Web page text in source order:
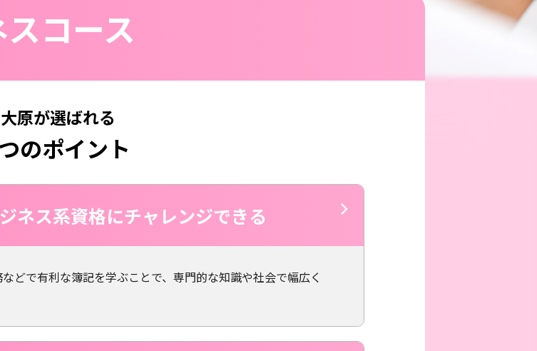
コース
大原が選ばれる
のポイント
ネス系資格にチャレンジできる
どで有利な簿記を学ぶことで、専門的な知識や社会で幅広く